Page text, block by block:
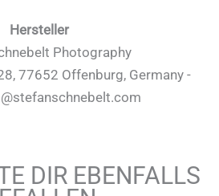
Hersteller
Photography
77652 Offenburg, Germany -
DIR EBENFALLS